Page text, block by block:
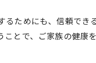
るためにも、信頼で
とで、ご家族の健康